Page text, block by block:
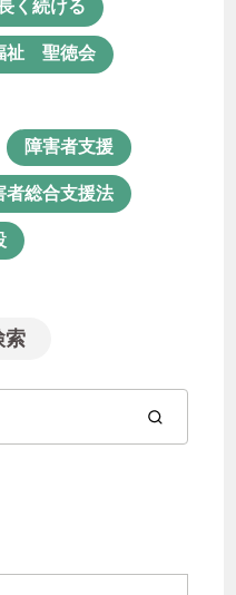
く続ける
祉 聖徳会
障害者支援
者総合支援法
索